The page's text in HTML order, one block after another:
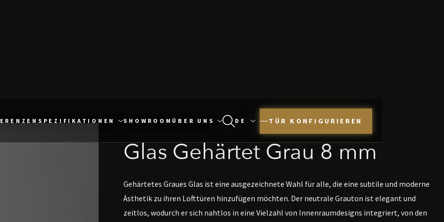
SPEZIFIKATIONEN SHOWROOM ÜBER UNS TÜR KONFIGURIEREN
GlasGehärtet Grau 8 mm
Gehärtetes Graues Glas ist eine ausgezeichnete Wahl für alle, die eine subtile und moderne
Ästhetik zu ihren Lofttüren hinzufügen möchten. Der neutrale Grauton ist elegant und
zeitlos, wodurch er sich nahtlos in eine Vielzahl von Innenraumdesigns integriert, von den